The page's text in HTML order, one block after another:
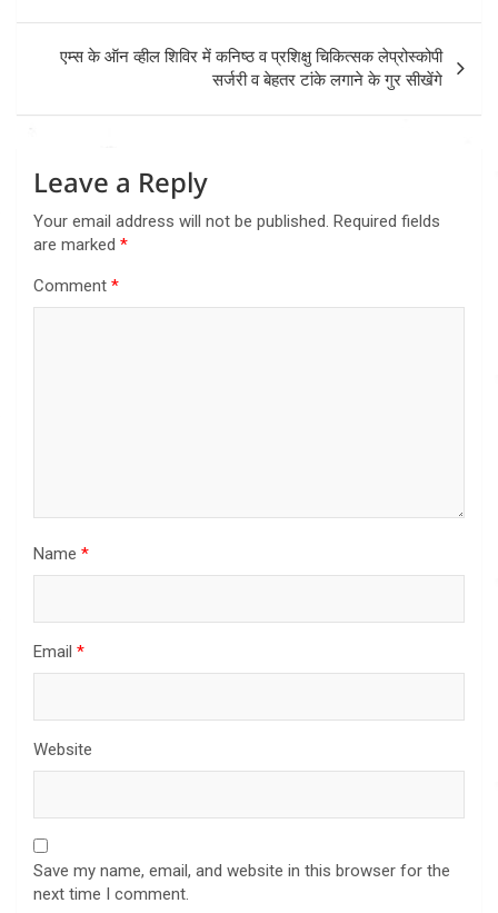
एम्स के ऑन व्हील शिविर में कनिष्ठ व प्रशिक्षु चिकित्सक लेप्रोस्कोपी
सर्जरी व बेहतर टांके लगाने के गुर सीखेंगे
Leave a Reply
Your email address will not be published. Required fields
are marked *
Comment *
Name *
Email *
Website
Save my name, email, and website in this browser for the
next time I comment.